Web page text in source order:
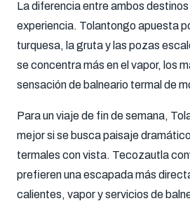
La diferencia entre ambos
experiencia. Tolantongo apuesta
turquesa, la gruta y las pozas
se concentra más en el vapor, los
sensación de balneario termal de
Para un viaje de fin de semana,
mejor si se busca paisaje
termales con vista. Tecozautla
prefieren una escapada más
calientes, vapor y servicios de